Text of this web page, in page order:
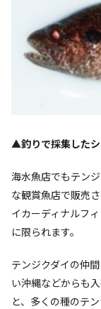
▲釣りで採集したシ
海水魚店でもテン
な観賞魚店で販売
イカーディナルフ
に限られます。
テンジクダイの仲
い沖縄などからも
と、多くの種のテ